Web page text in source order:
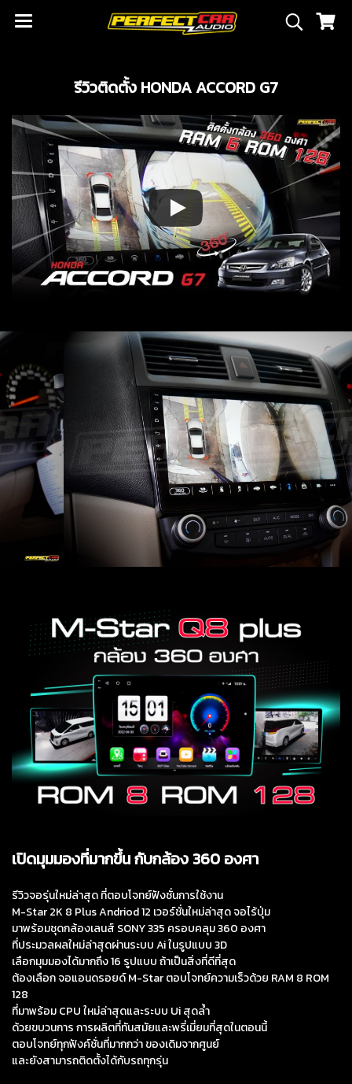
รีวิวติดตั้ง HONDA ACCORD G7
เปิดมุมมองที่มากขึ้น กับกล้อง 360 องศา
รีวิวจอรุ่นใหม่ล่าสุด ที่ตอบโจทย์ฟังชั่นการใช้งาน
M-Star 2K 8 Plus Andriod 12 เวอร์ชั่นใหม่ล่าสุด จอไร้ปุ่ม
มาพร้อมชุดกล้องเลนส์ SONY 335 ครอบคลุม 360 องศา
ที่ประมวลผลใหม่ล่าสุดผ่านระบบ Ai ในรูปแบบ 3D
เลือกมุมมองได้มากถึง 16 รูปแบบ ถ้าเป็นสิ่งที่ดีที่สุด
ต้องเลือก จอแอนดรอยด์ M-Star ตอบโจทย์ความเร็วด้วย RAM 8 ROM
128
ที่มาพร้อม CPU ใหม่ล่าสุดและระบบ Ui สุดล้ำ
ด้วยขบวนการ การผลิตที่ทันสมัยและพรี่เมี่ยมที่สุดในตอนนี้
ตอบโจทย์ทุกฟังค์ชั่นที่มากกว่า ของเดิมจากศูนย์
และยังสามารถติดตั้งได้กับรถทุกรุ่น